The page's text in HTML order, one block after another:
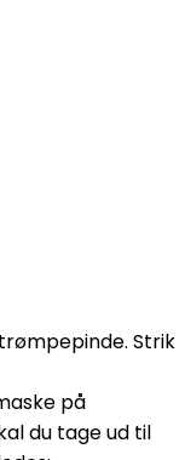
Strik
på
du tage ud til